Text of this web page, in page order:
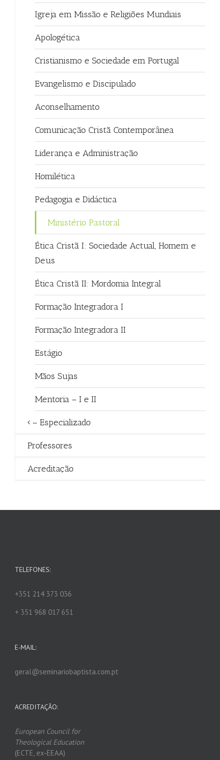
Igreja em Missão e Religiões Mundiais
Apologética
Cristianismo e Sociedade em Portugal
Evangelismo e Discipulado
Aconselhamento
Comunicação Cristã Contemporânea
Liderança e Administração
Homilética
Pedagogia e Didáctica
Ministério Pastoral
Ética Cristã I: Sociedade Actual, Homem e
Deus
Ética Cristã II: Mordomia Integral
Formação Integradora I
Formação Integradora II
Estágio
Mãos Sujas
Mentoria – I e II
– Especializado
Professores
Acreditação
TELEFONES:
+351 214 373 036
+ 351 968 017 651
E-MAIL:
geral@seminariobaptista.com.pt
ACREDITAÇÃO:
European Council for
Theological Education
(ECTE, ex-EEAA)